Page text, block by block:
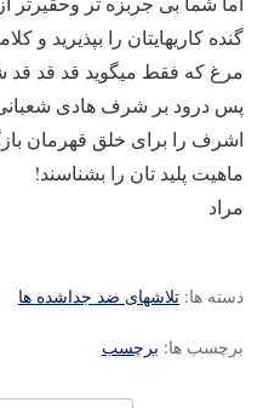
گنده کاریهایتان را بپذیرید و
مرغ که فقط میگوید قد قد قد
پس درود بر شرف هادی
اشرف را برای خلق قهرمان
ماهیت پلید تان را بشناسند!
مراد
دسته ها: تلاشهای ضد جداشده ها
برچسب ها: برچسب